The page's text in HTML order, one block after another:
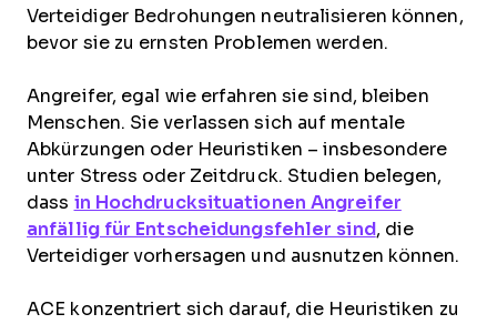
Verteidiger Bedrohungen neutralisieren können,
bevor sie zu ernsten Problemen werden.
Angreifer, egal wie erfahren sie sind, bleiben
Menschen. Sie verlassen sich auf mentale
Abkürzungen oder Heuristiken – insbesondere
unter Stress oder Zeitdruck. Studien belegen,
dass in Hochdrucksituationen Angreifer
anfällig für Entscheidungsfehler sind, die
Verteidiger vorhersagen und ausnutzen können.
ACE konzentriert sich darauf, die Heuristiken zu